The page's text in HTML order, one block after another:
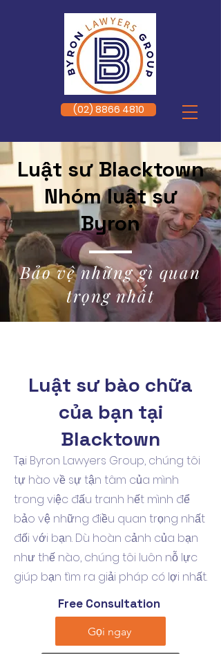
(02) 8866 4810
Luật sư Blacktown
Nhóm luật sư
Byron
Bảo vệ những gì quan
trọng nhất
Luật sư bào chữa
của bạn tại
Blacktown
Tại Byron Lawyers Group, chúng tôi
tự hào về sự tận tâm của mình
trong việc đấu tranh hết mình để
bảo vệ những điều quan trọng nhất
đối với bạn. Dù hoàn cảnh của bạn
như thế nào, chúng tôi luôn nỗ lực
giúp bạn tìm ra giải pháp có lợi nhất.
Free Consultation
Gọi ngay